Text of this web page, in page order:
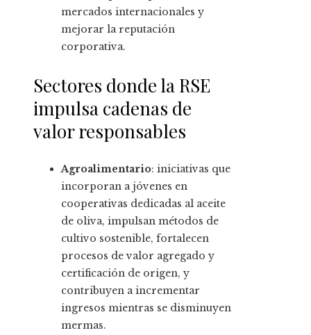
mercados internacionales y
mejorar la reputación
corporativa.
Sectores donde la RSE
impulsa cadenas de
valor responsables
Agroalimentario: iniciativas que
incorporan a jóvenes en
cooperativas dedicadas al aceite
de oliva, impulsan métodos de
cultivo sostenible, fortalecen
procesos de valor agregado y
certificación de origen, y
contribuyen a incrementar
ingresos mientras se disminuyen
mermas.